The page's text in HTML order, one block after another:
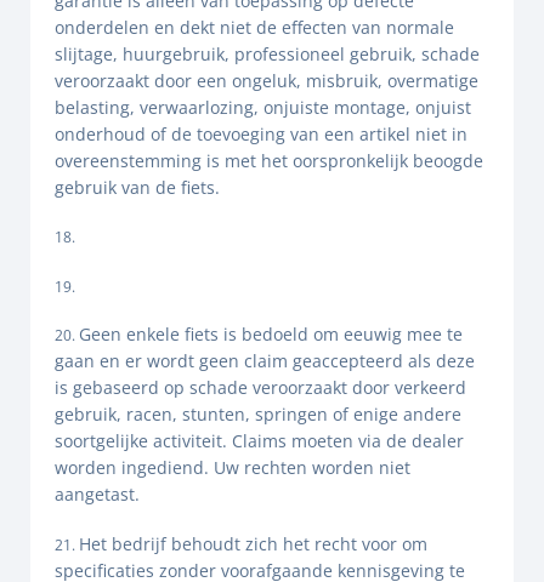
onderdelen en dekt niet de effecten van normale
slijtage, huurgebruik, professioneel gebruik, schade
veroorzaakt door een ongeluk, misbruik, overmatige
belasting, verwaarlozing, onjuiste montage, onjuist
onderhoud of de toevoeging van een artikel niet in
overeenstemming is met het oorspronkelijk beoogde
gebruik van de fiets.
Geen enkele fiets is bedoeld om eeuwig mee te
gaan en er wordt geen claim geaccepteerd als deze
is gebaseerd op schade veroorzaakt door verkeerd
gebruik, racen, stunten, springen of enige andere
soortgelijke activiteit. Claims moeten via de dealer
worden ingediend. Uw rechten worden niet
aangetast.
Het bedrijf behoudt zich het recht voor om
specificaties zonder voorafgaande kennisgeving te